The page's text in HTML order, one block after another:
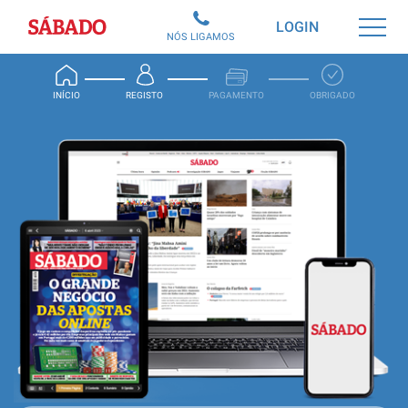
Sábado
INÍCIO REGISTO PAGAMENTO OBRIGADO
LOGIN
NÓS LIGAMOS